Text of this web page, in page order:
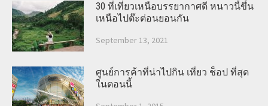
30 ที่เที่ยวเหนือบรรยากาศดี หนาวนี้ขึ้น
เหนือไปต๊ะต่อนยอนกัน
September 13, 2021
ศูนย์การค้าที่น่าไปกิน เที่ยว ช็อป ที่สุด
ในตอนนี้